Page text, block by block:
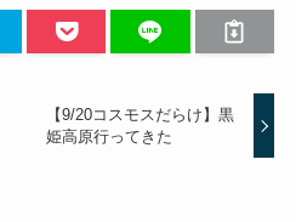
【9/20コスモスだらけ】黒
姫高原行ってきた